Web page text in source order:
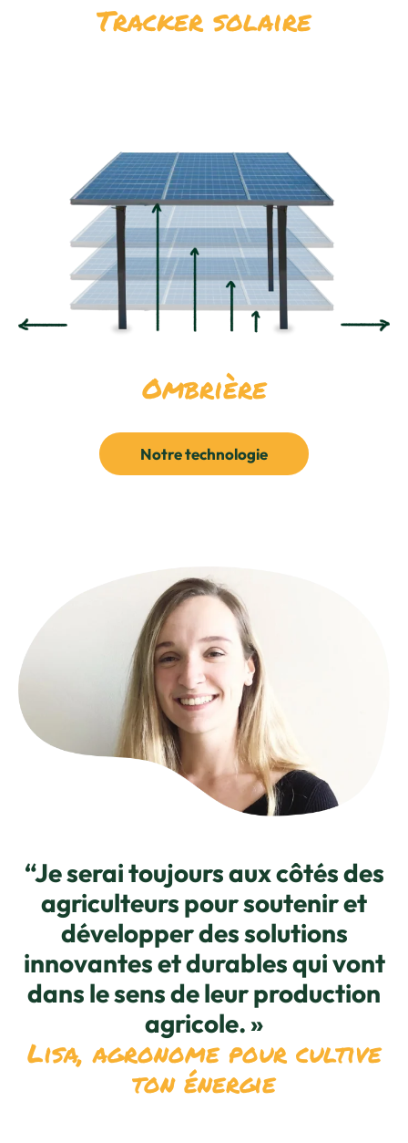
Tracker solaire
Ombrière
Notre technologie
“Je serai toujours aux côtés des
agriculteurs pour soutenir et
développer des solutions
innovantes et durables qui vont
dans le sens de leur production
agricole. »
Lisa, agronome pour cultive
ton énergie